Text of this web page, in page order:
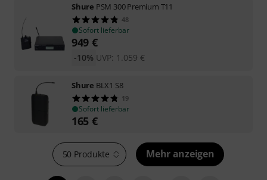
Shure PSM 300 Premium T11
48
Sofort lieferbar
949 €
UVP: 1.059 €
-10%
Shure BLX1 S8
19
Sofort lieferbar
165 €
50 Produkte Mehr anzeigen